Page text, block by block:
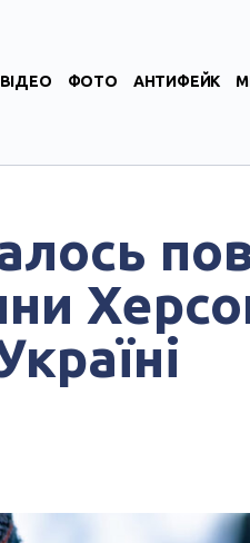
ВІДЕО ФОТО АНТИФЕЙК